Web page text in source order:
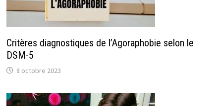
Critères diagnostiques de l’Agoraphobie selon le
DSM-5
8 octobre 2023